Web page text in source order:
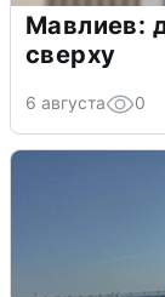
Мавлиев:
сверху
6 августа 0